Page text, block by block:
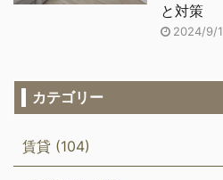
と対策
2024/9/1
カテゴリー
賃貸 (104)